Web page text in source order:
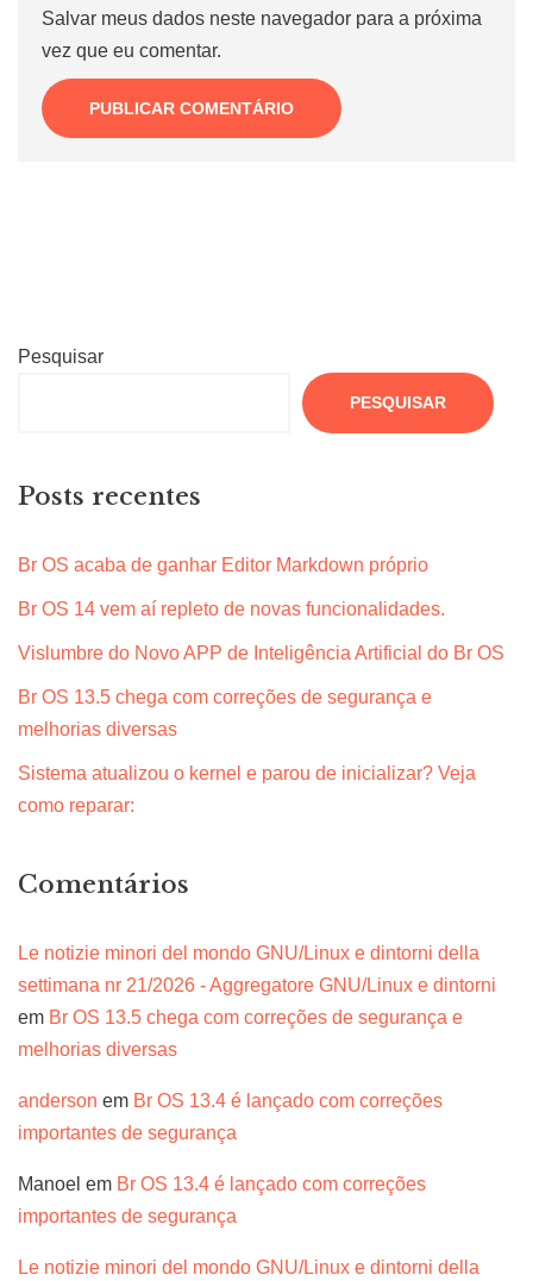
Salvar meus dados neste navegador para a próxima
vez que eu comentar.
Pesquisar
PESQUISAR
Posts recentes
Br OS acaba de ganhar Editor Markdown próprio
Br OS 14 vem aí repleto de novas funcionalidades.
Vislumbre do Novo APP de Inteligência Artificial do Br OS
Br OS 13.5 chega com correções de segurança e
melhorias diversas
Sistema atualizou o kernel e parou de inicializar? Veja
como reparar:
Comentários
Le notizie minori del mondo GNU/Linux e dintorni della
settimana nr 21/2026 - Aggregatore GNU/Linux e dintorni
em Br OS 13.5 chega com correções de segurança e
melhorias diversas
anderson em Br OS 13.4 é lançado com correções
importantes de segurança
Manoel em Br OS 13.4 é lançado com correções
importantes de segurança
Le notizie minori del mondo GNU/Linux e dintorni della